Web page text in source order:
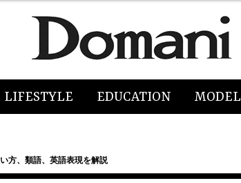
LIFESTYLE EDUCATION MODEL
方、類語、英語表現を解説